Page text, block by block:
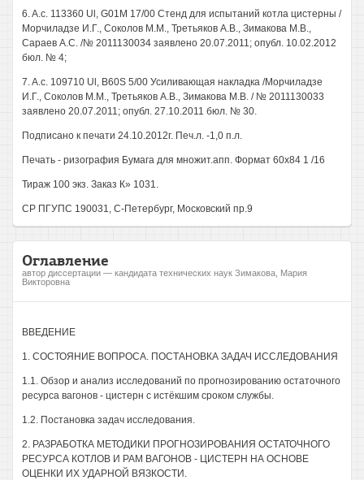
6. A.c. 113360 Ul, G01M 17/00 Стенд для испытаний котла цистерны /
Морчиладзе И.Г., Соколов М.М., Третьяков A.B., Зимакова М.В.,
Сараев A.C. /№ 2011130034 заявлено 20.07.2011; опубл. 10.02.2012
бюл. № 4;
7. A.c. 109710 Ul, B60S 5/00 Усиливающая накладка /Морчиладзе
И.Г., Соколов М.М., Третьяков A.B., Зимакова М.В. / № 2011130033
заявлено 20.07.2011; опубл. 27.10.2011 бюл. № 30.
Подписано к печати 24.10.2012г. Печ.л. -1,0 п.л.
Печать - ризография Бумага для множит.апп. Формат 60x84 1 /16
Тираж 100 экз. Заказ К» 1031.
СР ПГУПС 190031, С-Петербург, Московский пр.9
Оглавление
автор диссертации — кандидата технических наук Зимакова, Мария
Викторовна
ВВЕДЕНИЕ
1. СОСТОЯНИЕ ВОПРОСА. ПОСТАНОВКА ЗАДАЧ ИССЛЕДОВАНИЯ
1.1. Обзор и анализ исследований по прогнозированию остаточного
ресурса вагонов - цистерн с истёкшим сроком службы.
1.2. Постановка задач исследования.
2. РАЗРАБОТКА МЕТОДИКИ ПРОГНОЗИРОВАНИЯ ОСТАТОЧНОГО
РЕСУРСА КОТЛОВ И РАМ ВАГОНОВ - ЦИСТЕРН НА ОСНОВЕ
ОЦЕНКИ ИХ УДАРНОЙ ВЯЗКОСТИ.